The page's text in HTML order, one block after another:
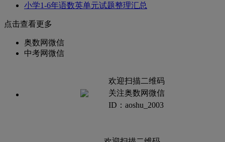
小学1-6年语数英单元试题整理汇总
点击查看更多
奥数网微信
中考网微信
欢迎扫描二维码
关注奥数网微信
ID：aoshu_2003